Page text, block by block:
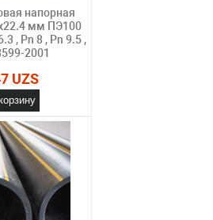
напорная
мм ПЭ100
, Pn 8 , Pn 9.5 ,
2001
UZS